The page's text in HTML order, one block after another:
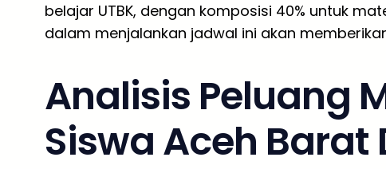
belajar UTBK, dengan komposisi 40% untuk
dalam menjalankan jadwal ini akan
Analisis Peluang
Siswa Aceh Barat